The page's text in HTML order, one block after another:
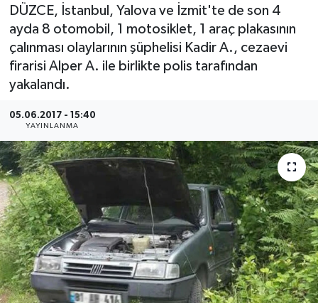
DÜZCE, İstanbul, Yalova ve İzmit'te de son 4
ayda 8 otomobil, 1 motosiklet, 1 araç plakasının
çalınması olaylarının şüphelisi Kadir A., cezaevi
firarisi Alper A. ile birlikte polis tarafından
yakalandı.
05.06.2017 - 15:40
YAYINLANMA
Medya
Sağlık
Siyaset
Spor
Tarım
Turizm